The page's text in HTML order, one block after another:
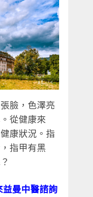
臉，色澤亮
從健康來
康狀況。指
指甲有黑
曼中醫諮詢